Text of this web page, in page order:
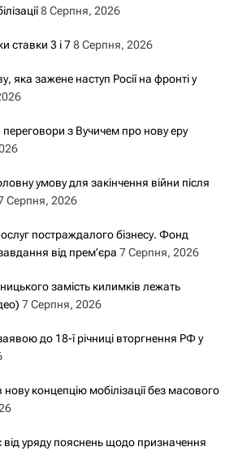
8 Серпня, 2026
ставки 3 і 78 Серпня, 2026
яка зажене наступ Росії на фронті у
з Вучичем про нову еру
умову для закінчення війни після
Серпня, 2026
постраждалого бізнесу. Фонд
від прем’єра 7 Серпня, 2026
замість килимків лежать
7 Серпня, 2026
до 18-ї річниці вторгнення РФ у
концепцію мобілізації без масового
від уряду пояснень щодо призначення